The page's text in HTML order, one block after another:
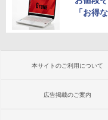
「お得
本サイトのご利用について
広告掲載のご案内